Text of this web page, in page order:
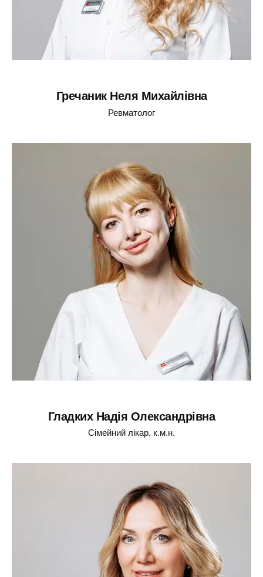
Гречаник Неля Михайлівна
Ревматолог
Гладких Надія Олександрівна
Сімейний лікар, к.м.н.